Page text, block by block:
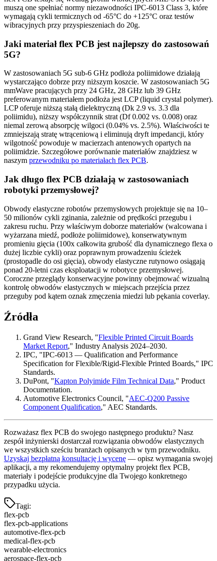
muszą one spełniać normy niezawodności IPC-6013 Class 3, które
wymagają cykli termicznych od -65°C do +125°C oraz testów
wibracyjnych przy przyspieszeniach do 20g.
Jaki materiał flex PCB jest najlepszy do zastosowań
5G?
W zastosowaniach 5G sub-6 GHz podłoża poliimidowe działają
wystarczająco dobrze przy niższym koszcie. W zastosowaniach 5G
mmWave pracujących przy 24 GHz, 28 GHz lub 39 GHz
preferowanym materiałem podłoża jest LCP (liquid crystal polymer).
LCP oferuje niższą stałą dielektryczną (Dk 2.9 vs. 3.3 dla
poliimidu), niższy współczynnik strat (Df 0.002 vs. 0.008) oraz
niemal zerową absorpcję wilgoci (0.04% vs. 2.5%). Właściwości te
zmniejszają stratę wtrąceniową i eliminują dryft impedancji, który
wilgotność powoduje w macierzach antenowych opartych na
poliimidzie. Szczegółowe porównanie materiałów znajdziesz w
naszym przewodniku po materiałach flex PCB.
Jak długo flex PCB działają w zastosowaniach
robotyki przemysłowej?
Obwody elastyczne robotów przemysłowych projektuje się na 10–
50 milionów cykli zginania, zależnie od prędkości przegubu i
zakresu ruchu. Przy właściwym doborze materiałów (walcowana i
wyżarzana miedź, podłoże poliimidowe), konserwatywnym
promieniu gięcia (100x całkowita grubość dla dynamicznego flexa o
dużej liczbie cykli) oraz poprawnym prowadzeniu ścieżek
(prostopadle do osi gięcia), obwody elastyczne rutynowo osiągają
ponad 20-letni czas eksploatacji w robotyce przemysłowej.
Coroczne przeglądy konserwacyjne powinny obejmować wizualną
kontrolę obwodów elastycznych w miejscach przejścia przez
przeguby pod kątem oznak zmęczenia miedzi lub pękania coverlay.
Źródła
Grand View Research, "Flexible Printed Circuit Boards
Market Report," Industry Analysis 2024–2030.
IPC, "IPC-6013 — Qualification and Performance
Specification for Flexible/Rigid-Flexible Printed Boards," IPC
Standards.
DuPont, "Kapton Polyimide Film Technical Data," Product
Documentation.
Automotive Electronics Council, "AEC-Q200 Passive
Component Qualification," AEC Standards.
Rozważasz flex PCB do swojego następnego produktu? Nasz
zespół inżynierski dostarczał rozwiązania obwodów elastycznych
we wszystkich sześciu branżach opisanych w tym przewodniku.
Uzyskaj bezpłatną konsultację i wycenę — opisz wymagania swojej
aplikacji, a my rekomendujemy optymalny projekt flex PCB,
materiały i podejście produkcyjne dla Twojego konkretnego
przypadku użycia.
Tagi:
flex-pcb
flex-pcb-applications
automotive-flex-pcb
medical-flex-pcb
wearable-electronics
aerospace-flex-pcb